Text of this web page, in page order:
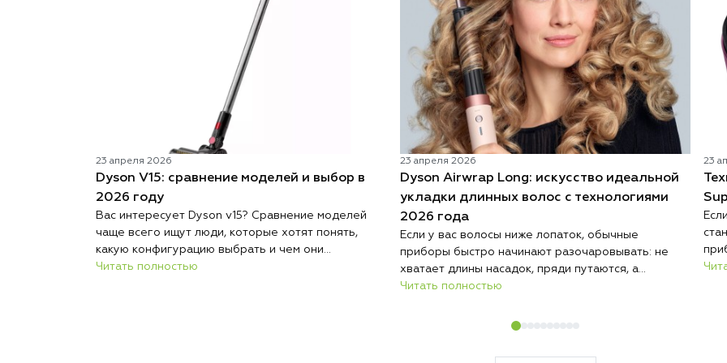
23 апреля 2026
Dyson V15: сравнение моделей и выбор в
2026 году
Вас интересует Dyson v15? Сравнение моделей
чаще всего ищут люди, которые хотят понять,
какую конфигурацию выбрать и чем они
отличаются. Несмотря на то что на рынке
Читать полностью
23 апреля 2026
Dyson Airwrap Long: искусство идеальной
укладки длинных волос с технологиями
2026 года
Если у вас волосы ниже лопаток, обычные
приборы быстро начинают разочаровывать: не
хватает длины насадок, пряди путаются, а
результат нестабильный. Именно поэтому дайсон
направлением, а не просто маркетинговым ходом.
роскошных локонов, у которых большая длина,
Читать полностью
23